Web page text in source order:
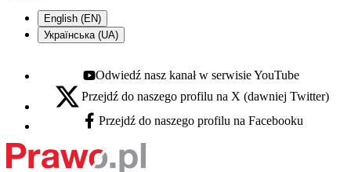
English (EN)
Українська (UA)
Youtube - otwiera się w nowej karcie
Odwiedź nasz kanał w serwisie YouTube
X - otwiera się w nowej karcie
Przejdź do naszego profilu na X (dawniej Twitter)
Facebook - otwiera się w nowej karcie
Przejdź do naszego profilu na Facebooku